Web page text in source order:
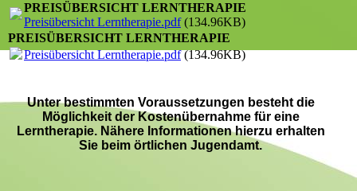
PREISÜBERSICHT LERNTHERAPIE
Preisübersicht Lerntherapie.pdf(134.96KB)
PREISÜBERSICHT LERNTHERAPIE
Preisübersicht Lerntherapie.pdf(134.96KB)
Unter bestimmten Voraussetzungen besteht die
Möglichkeit der Kostenübernahme für eine
Lerntherapie. Nähere Informationen hierzu erhalten
Sie beim örtlichen Jugendamt.